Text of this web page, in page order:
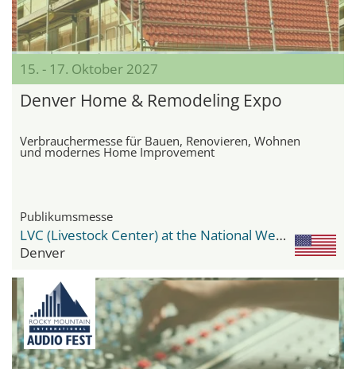
15. - 17. Oktober 2027
Denver Home & Remodeling Expo
Verbrauchermesse für Bauen, Renovieren, Wohnen
und modernes Home Improvement
Publikumsmesse
LVC (Livestock Center) at the National Western Center
Denver